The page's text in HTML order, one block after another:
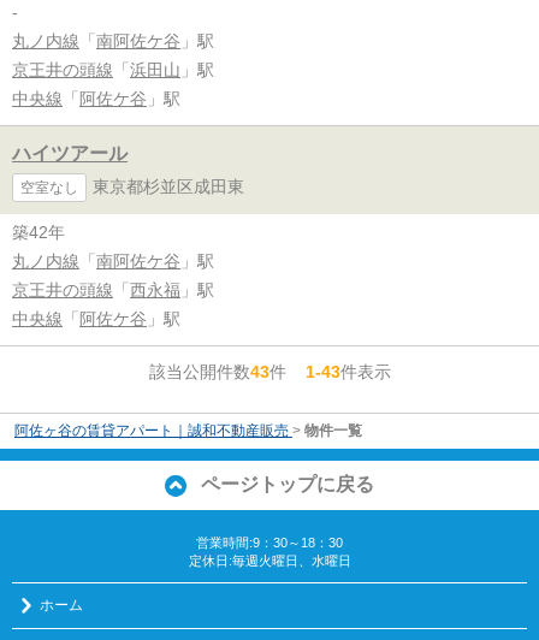
-
丸ノ内線 「 南阿佐ケ谷 」駅
京王井の頭線 「 浜田山 」駅
中央線 「 阿佐ケ谷 」駅
ハイツアール
空室なし 東京都杉並区成田東
築42年
丸ノ内線 「 南阿佐ケ谷 」駅
京王井の頭線 「 西永福 」駅
中央線 「 阿佐ケ谷 」駅
該当公開件数43件1-43件表示
阿佐ヶ谷の賃貸アパート｜誠和不動産販売 > 物件一覧
ページトップに戻る
営業時間:9：30～18：30
定休日:毎週火曜日、水曜日
ホーム